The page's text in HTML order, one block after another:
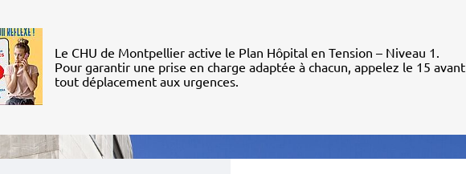
Le CHU de Montpellier active le Plan Hôpital en Tension – Niveau 1.
Pour garantir une prise en charge adaptée à chacun, appelez le 15 avant
tout déplacement aux urgences.